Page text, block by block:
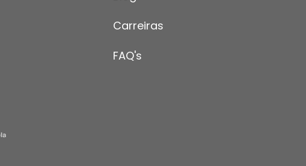
Carreiras
FAQ's